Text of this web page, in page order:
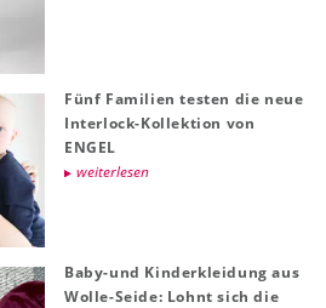
Fünf Fa­mi­li­en tes­ten die neue
In­ter­lock-Kol­lek­ti­on von
ENGEL
wei­ter­le­sen
Baby-und Kin­der­klei­dung aus
Wolle-Seide: Lohnt sich die